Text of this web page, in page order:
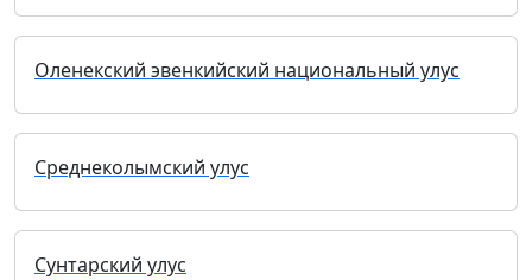
Оленекский эвенкийский национальный улус
Среднеколымский улус
Сунтарский улус